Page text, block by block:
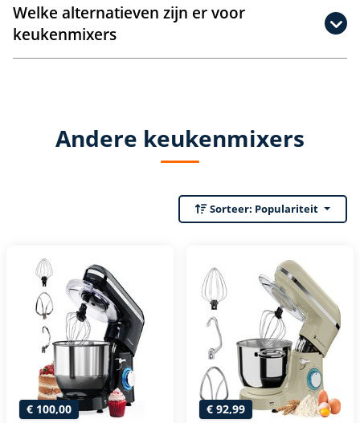
Welke alternatieven zijn er voor
keukenmixers
Andere keukenmixers
Sorteer: Populariteit
€ 100,00 € 92,99